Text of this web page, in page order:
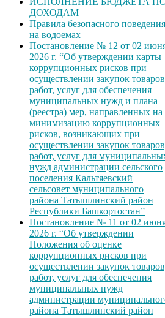
ДОХОДАМ
Правила безопасного поведения
на водоемах
Постановление № 12 от 02
2026 г. “Об утверждении карты
коррупционных рисков при
осуществлении закупок
работ, услуг для обеспечения
муниципальных нужд и плана
(реестра) мер, направленных на
минимизацию коррупционных
рисков, возникающих при
осуществлении закупок
работ, услуг для
нужд администрации сельского
поселения Кальтяевский
сельсовет муниципального
района Татышлинский район
Республики Башкортостан”
Постановление № 11 от 02
2026 г. “Об утверждении
Положения об оценке
коррупционных рисков при
осуществлении закупок
работ, услуг для обеспечения
муниципальных нужд
администрации
района Татышлинский район